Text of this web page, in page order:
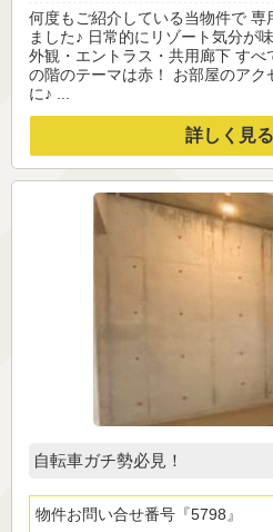
何度もご紹介している当物件で 専
ました♪ 日常的にリゾート気分が
外観・エントラス・共用廊下 すべ
の階のテーマは赤！ お部屋のアク
に♪ ...
詳しく見る
自転車ガチ勢必見！
物件お問い合せ番号 5798